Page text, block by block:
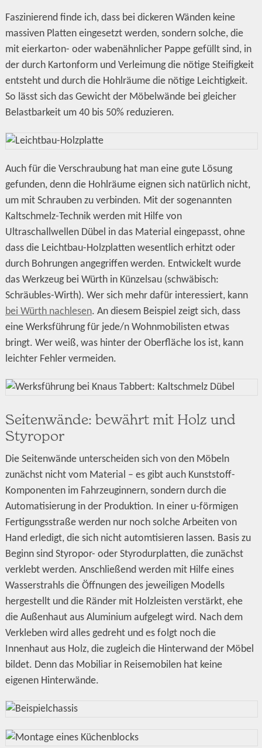
Faszinierend finde ich, dass bei dickeren Wänden keine
massiven Platten eingesetzt werden, sondern solche, die
mit eierkarton- oder wabenähnlicher Pappe gefüllt sind, in
der durch Kartonform und Verleimung die nötige Steifigkeit
entsteht und durch die Hohlräume die nötige Leichtigkeit.
So lässt sich das Gewicht der Möbelwände bei gleicher
Belastbarkeit um 40 bis 50% reduzieren.
Auch für die Verschraubung hat man eine gute Lösung
gefunden, denn die Hohlräume eignen sich natürlich nicht,
um mit Schrauben zu verbinden. Mit der sogenannten
Kaltschmelz-Technik werden mit Hilfe von
Ultraschallwellen Dübel in das Material eingepasst, ohne
dass die Leichtbau-Holzplatten wesentlich erhitzt oder
durch Bohrungen angegriffen werden. Entwickelt wurde
das Werkzeug bei Würth in Künzelsau (schwäbisch:
Schräubles-Wirth). Wer sich mehr dafür interessiert, kann
bei Würth nachlesen. An diesem Beispiel zeigt sich, dass
eine Werksführung für jede/n Wohnmobilisten etwas
bringt. Wer weiß, was hinter der Oberfläche los ist, kann
leichter Fehler vermeiden.
Seitenwände: bewährt mit Holz und
Styropor
Die Seitenwände unterscheiden sich von den Möbeln
zunächst nicht vom Material – es gibt auch Kunststoff-
Komponenten im Fahrzeuginnern, sondern durch die
Automatisierung in der Produktion. In einer u-förmigen
Fertigungsstraße werden nur noch solche Arbeiten von
Hand erledigt, die sich nicht automtisieren lassen. Basis zu
Beginn sind Styropor- oder Styrodurplatten, die zunächst
verklebt werden. Anschließend werden mit Hilfe eines
Wasserstrahls die Öffnungen des jeweiligen Modells
hergestellt und die Ränder mit Holzleisten verstärkt, ehe
die Außenhaut aus Aluminium aufgelegt wird. Nach dem
Verkleben wird alles gedreht und es folgt noch die
Innenhaut aus Holz, die zugleich die Hinterwand der Möbel
bildet. Denn das Mobiliar in Reisemobilen hat keine
eigenen Hinterwände.